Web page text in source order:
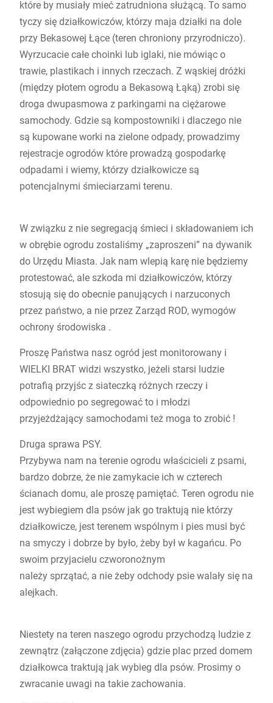
które by musiały mieć zatrudniona służącą. To samo
tyczy się działkowiczów, którzy maja działki na dole
przy Bekasowej Łące (teren chroniony przyrodniczo).
Wyrzucacie całe choinki lub iglaki, nie mówiąc o
trawie, plastikach i innych rzeczach. Z wąskiej dróżki
(między płotem ogrodu a Bekasową Łąką) zrobi się
droga dwupasmowa z parkingami na ciężarowe
samochody. Gdzie są kompostowniki i dlaczego nie
są kupowane worki na zielone odpady, prowadzimy
rejestracje ogrodów które prowadzą gospodarkę
odpadami i wiemy, którzy działkowicze są
potencjalnymi śmieciarzami terenu.
W związku z nie segregacją śmieci i składowaniem ich
w obrębie ogrodu zostaliśmy „zaproszeni” na dywanik
do Urzędu Miasta. Jak nam wlepią karę nie będziemy
protestować, ale szkoda mi działkowiczów, którzy
stosują się do obecnie panujących i narzuconych
przez państwo, a nie przez Zarząd ROD, wymogów
ochrony środowiska .
Proszę Państwa nasz ogród jest monitorowany i
WIELKI BRAT widzi wszystko, jeżeli starsi ludzie
potrafią przyjśc z siateczką różnych rzeczy i
odpowiednio po segregować to i młodzi
przyjeżdżający samochodami też moga to zrobić !
Druga sprawa PSY.
Przybywa nam na terenie ogrodu właścicieli z psami,
bardzo dobrze, że nie zamykacie ich w czterech
ścianach domu, ale proszę pamiętać. Teren ogrodu nie
jest wybiegiem dla psów jak go traktują nie którzy
działkowicze, jest terenem wspólnym i pies musi być
na smyczy i dobrze by było, żeby był w kagańcu. Po
swoim przyjacielu czworonożnym
należy sprzątać, a nie żeby odchody psie walały się na
alejkach.
Niestety na teren naszego ogrodu przychodzą ludzie z
zewnątrz (załączone zdjęcia) gdzie plac przed domem
działkowca traktują jak wybieg dla psów. Prosimy o
zwracanie uwagi na takie zachowania.